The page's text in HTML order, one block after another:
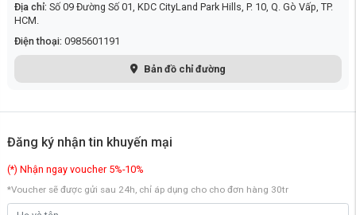
7.2. Chính sách bảo hành của Xiaomi
Center hiện nay
Chính sách mua hàng tại Trung tâm Xiaomi Center:
Địa chỉ: Số 09 Đường Số 01, KDC CityLand Park Hills, P. 10, Q. Gò Vấp, TP.
HCM.
Điện thoại: 0985601191
Bản đồ chỉ đường
Đăng ký nhận tin khuyến mại
(*) Nhận ngay voucher 5%-10%
*Voucher sẽ được gửi sau 24h, chỉ áp dụng cho cho đơn hàng 30tr